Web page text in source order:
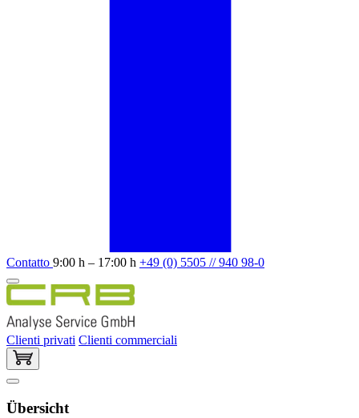
Contatto 9:00 h – 17:00 h +49 (0) 5505 // 940 98-0
Clienti privati Clienti commerciali
Übersicht